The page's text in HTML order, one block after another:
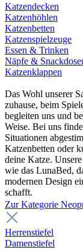
Katzendecken
Katzenhöhlen
Katzenbetten
Katzenspielzeuge
Essen & Trinken
Näpfe &
Katzenklappen
Das Wohl unserer
zuhause, beim
begleiten uns und
Weise. Bei uns
Situationen
Katzenbetten oder
deine Katze.
wie das LunaBed,
modernen Design
schafft.
Zur Kategorie
Herrenstiefel
Damenstiefel